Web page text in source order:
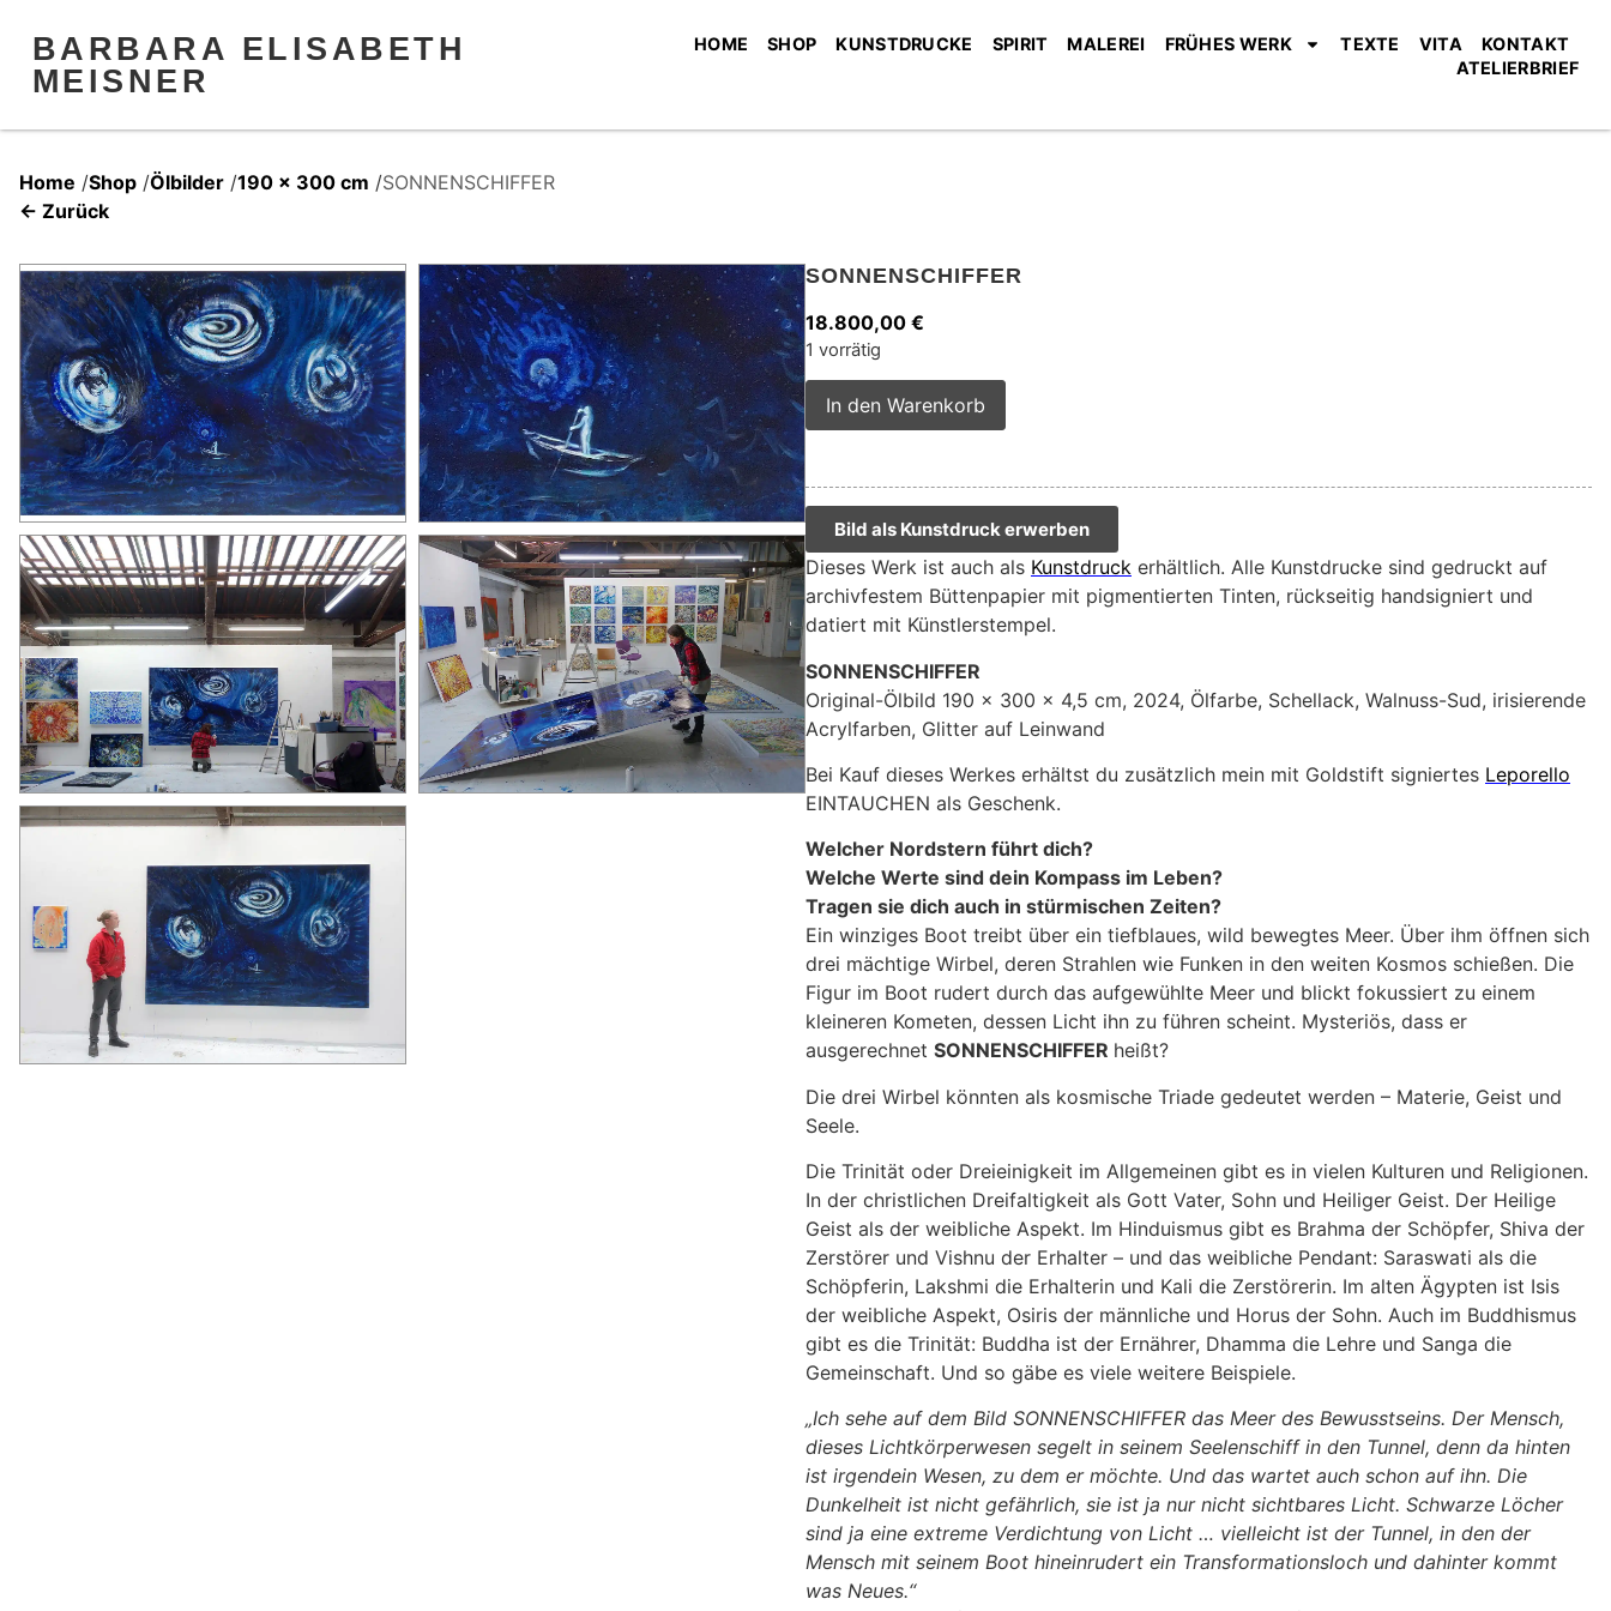
BARBARA ELISABETH
MEISNER
HOME SHOP KUNSTDRUCKE SPIRIT MALEREI FRÜHES WERK TEXTE VITA
KONTAKT
ATELIERBRIEF
Home /Shop /Ölbilder /190 x 300 cm /SONNENSCHIFFER
← Zurück
SONNENSCHIFFER
18.800,00 €
1 vorrätig
In den Warenkorb
Bild als Kunstdruck erwerben
Dieses Werk ist auch als Kunstdruck erhältlich. Alle Kunstdrucke sind gedruckt auf
archivfestem Büttenpapier mit pigmentierten Tinten, rückseitig handsigniert und
datiert mit Künstlerstempel.
SONNENSCHIFFER
Original-Ölbild 190 x 300 x 4,5 cm, 2024, Ölfarbe, Schellack, Walnuss-Sud, irisierende
Acrylfarben, Glitter auf Leinwand
Bei Kauf dieses Werkes erhältst du zusätzlich mein mit Goldstift signiertes Leporello
EINTAUCHEN als Geschenk.
Welcher Nordstern führt dich?
Welche Werte sind dein Kompass im Leben?
Tragen sie dich auch in stürmischen Zeiten?
Ein winziges Boot treibt über ein tiefblaues, wild bewegtes Meer. Über ihm öffnen sich
drei mächtige Wirbel, deren Strahlen wie Funken in den weiten Kosmos schießen. Die
Figur im Boot rudert durch das aufgewühlte Meer und blickt fokussiert zu einem
kleineren Kometen, dessen Licht ihn zu führen scheint. Mysteriös, dass er
ausgerechnet SONNENSCHIFFER heißt?
Die drei Wirbel könnten als kosmische Triade gedeutet werden – Materie, Geist und
Seele.
Die Trinität oder Dreieinigkeit im Allgemeinen gibt es in vielen Kulturen und Religionen.
In der christlichen Dreifaltigkeit als Gott Vater, Sohn und Heiliger Geist. Der Heilige
Geist als der weibliche Aspekt. Im Hinduismus gibt es Brahma der Schöpfer, Shiva der
Zerstörer und Vishnu der Erhalter – und das weibliche Pendant: Saraswati als die
Schöpferin, Lakshmi die Erhalterin und Kali die Zerstörerin. Im alten Ägypten ist Isis
der weibliche Aspekt, Osiris der männliche und Horus der Sohn. Auch im Buddhismus
gibt es die Trinität: Buddha ist der Ernährer, Dhamma die Lehre und Sanga die
Gemeinschaft. Und so gäbe es viele weitere Beispiele.
„Ich sehe auf dem Bild SONNENSCHIFFER das Meer des Bewusstseins. Der Mensch,
dieses Lichtkörperwesen segelt in seinem Seelenschiff in den Tunnel, denn da hinten
ist irgendein Wesen, zu dem er möchte. Und das wartet auch schon auf ihn. Die
Dunkelheit ist nicht gefährlich, sie ist ja nur nicht sichtbares Licht. Schwarze Löcher
sind ja eine extreme Verdichtung von Licht … vielleicht ist der Tunnel, in den der
Mensch mit seinem Boot hineinrudert ein Transformationsloch und dahinter kommt
was Neues.“